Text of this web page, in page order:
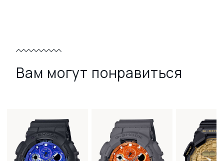
Вам могут понравиться